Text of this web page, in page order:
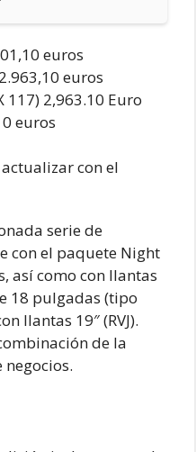
euros
euros
117) 2,963.10 Euro
euros
con el
serie de
con el paquete Night
así como con llantas
18 pulgadas (tipo
llantas 19″ (RVJ).
de la